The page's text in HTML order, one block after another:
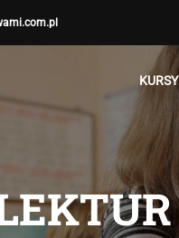
KURSY